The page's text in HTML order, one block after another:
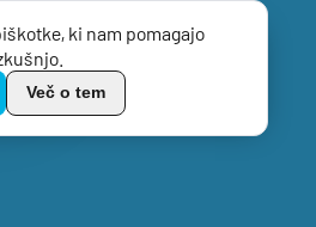
ki nam pomagajo
Več o tem
Menu